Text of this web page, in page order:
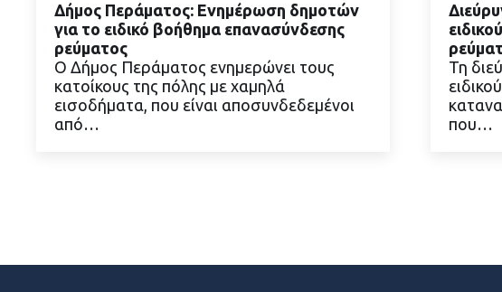
ΔΙΑΒΑΣΤΕ ΠΕΡΙΣΣΟΤΕΡΑ
Δήμος Περάματος: Ενημέρωση δημοτών
για το ειδικό βοήθημα επανασύνδεσης
ρεύματος
Ο Δήμος Περάματος ενημερώνει τους
κατοίκους της πόλης με χαμηλά
εισοδήματα, που είναι αποσυνδεδεμένοι
από…
Τη
που…